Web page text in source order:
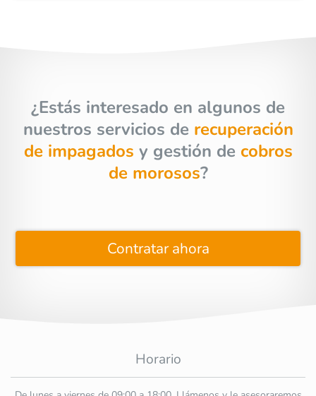
¿Estás interesado en algunos de
nuestros servicios de recuperación
de impagados y gestión de cobros
de morosos?
Contratar ahora
Horario